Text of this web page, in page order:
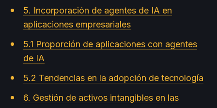
5. Incorporación de agentes de IA en
aplicaciones empresariales
5.1 Proporción de aplicaciones con agentes
de IA
5.2 Tendencias en la adopción de tecnología
6. Gestión de activos intangibles en las